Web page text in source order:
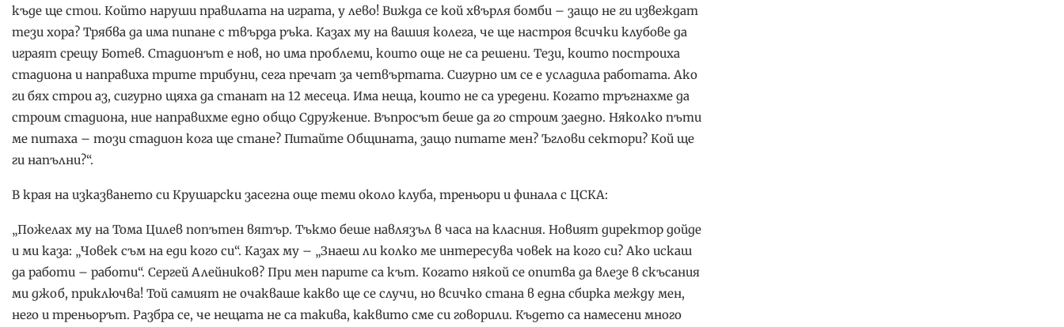
къде ще стои. Който наруши правилата на играта, у лево! Вижда се кой хвърля бомби – защо не ги извеждат
тези хора? Трябва да има пипане с твърда ръка. Казах му на вашия колега, че ще настроя всички клубове да
играят срещу Ботев. Стадионът е нов, но има проблеми, които още не са решени. Тези, които построиха
стадиона и направиха трите трибуни, сега пречат за четвъртата. Сигурно им се е усладила работата. Ако
ги бях строи аз, сигурно щяха да станат на 12 месеца. Има неща, които не са уредени. Когато тръгнахме да
строим стадиона, ние направихме едно общо Сдружение. Въпросът беше да го строим заедно. Няколко пъти
ме питаха – този стадион кога ще стане? Питайте Общината, защо питате мен? Ъглови сектори? Кой ще
ги напълни?“.
В края на изказването си Крушарски засегна още теми около клуба, треньори и финала с ЦСКА:
„Пожелах му на Тома Цилев попътен вятър. Тъкмо беше навлязъл в часа на класния. Новият директор дойде
и ми каза: „Човек съм на еди кого си“. Казах му – „Знаеш ли колко ме интересува човек на кого си? Ако искаш
да работи – работи“. Сергей Алейников? При мен парите са кът. Когато някой се опитва да влезе в скъсания
ми джоб, приключва! Той самият не очакваше какво ще се случи, но всичко стана в една сбирка между мен,
него и треньорът. Разбра се, че нещата не са такива, каквито сме си говорили. Където са намесени много